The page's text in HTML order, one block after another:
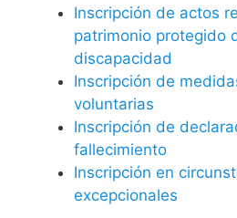
Inscripción de actos
patrimonio protegido
discapacidad
Inscripción de
voluntarias
Inscripción de
fallecimiento
Inscripción en
excepcionales